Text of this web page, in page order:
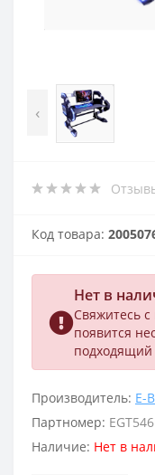
‹
Код товара:
Нет в
Свяжитесь
появится
подходящий
Производитель: E-
Партномер:
Наличие: Нет в